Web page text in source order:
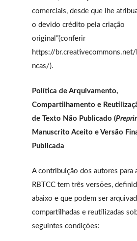
comerciais, desde que lhe
o devido crédito pela criação
original”(conferir
https://
ncas/).
Política de Arquivamento,
Compartilhamento e
de Texto Não Publicado (
Manuscrito Aceito e Versão
Publicada
A contribuição dos autores para
RBTCC tem três versões,
abaixo e que podem ser
compartilhadas e reutilizadas
seguintes condições: